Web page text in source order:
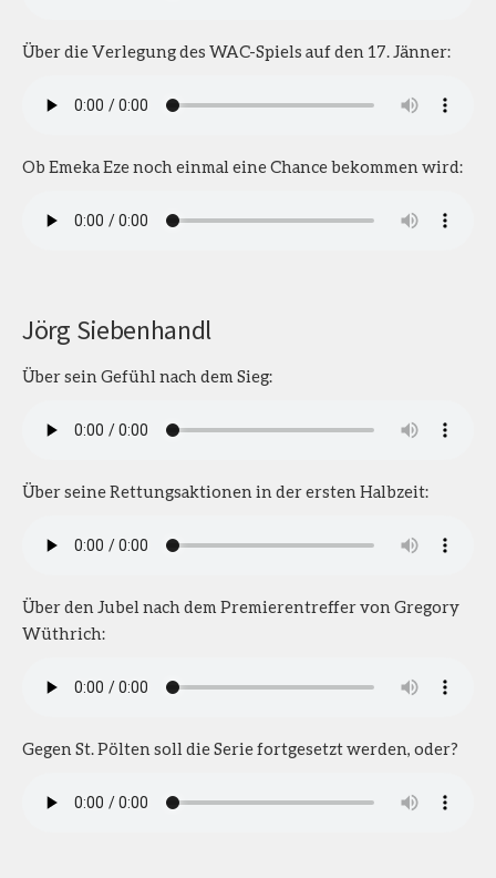
Über die Verlegung des WAC-Spiels auf den 17. Jänner:
Ob Emeka Eze noch einmal eine Chance bekommen wird:
Jörg Siebenhandl
Über sein Gefühl nach dem Sieg:
Über seine Rettungsaktionen in der ersten Halbzeit:
Über den Jubel nach dem Premierentreffer von Gregory
Wüthrich:
Gegen St. Pölten soll die Serie fortgesetzt werden, oder?